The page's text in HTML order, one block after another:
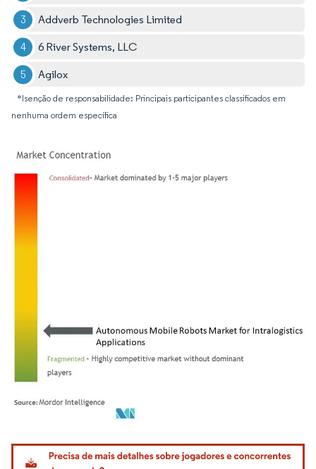
Addverb Technologies Limited
6 River Systems, LLC
Agilox
*Isenção de responsabilidade: Principais participantes classificados em
nenhuma ordem específica
Imagem © Mordor Intelligence. O reuso requer atribuição conforme CC BY 4.0.